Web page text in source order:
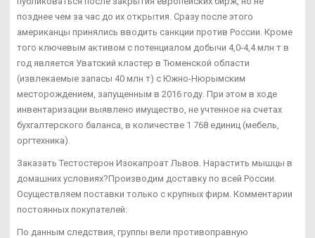
позднее чем за час до их открытия. Сразу после этого
американцы принялись вводить санкции против России. Кроме
того ключевым активом с потенциалом добычи 4,0-4,4 млн т в
год является Уватский кластер в Тюменской области
(извлекаемые запасы 40 млн т) с Южно-Нюрымским
месторождением, запущенным в 2016 году. При этом в ходе
инвентаризации выявлено имущество, не учтенное на счетах
бухгалтерского баланса, в количестве 1 768 единиц (мебель,
оргтехника).
Заказать Тестостерон Изокапроат Львов. Нарастить мышцы в
домашних условиях?Производим доставку по всей России.
Осуществляем поставки только с крупных фирм. Комментарии
постоянных покупателей:
По данным следствия, группы вели противоправную